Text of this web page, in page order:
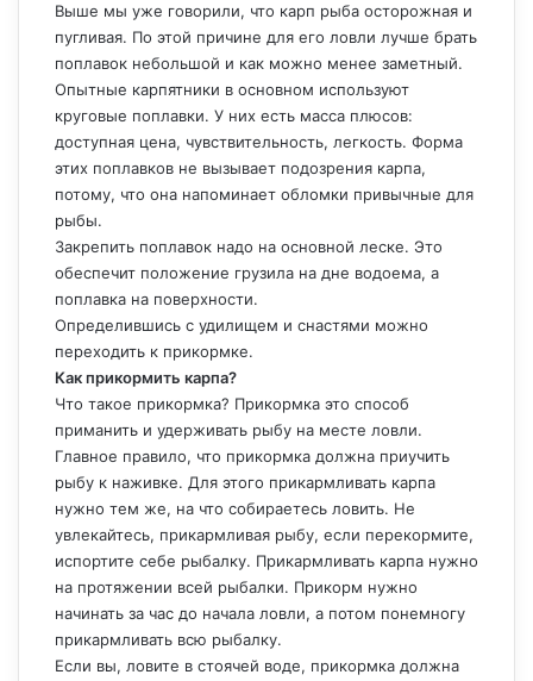
Выше мы уже говорили, что карп рыба осторожная и
пугливая. По этой причине для его ловли лучше брать
поплавок небольшой и как можно менее заметный.
Опытные карпятники в основном используют
круговые поплавки. У них есть масса плюсов:
доступная цена, чувствительность, легкость. Форма
этих поплавков не вызывает подозрения карпа,
потому, что она напоминает обломки привычные для
рыбы.
Закрепить поплавок надо на основной леске. Это
обеспечит положение грузила на дне водоема, а
поплавка на поверхности.
Определившись с удилищем и снастями можно
переходить к прикормке.
Как прикормить карпа?
Что такое прикормка? Прикормка это способ
приманить и удерживать рыбу на месте ловли.
Главное правило, что прикормка должна приучить
рыбу к наживке. Для этого прикармливать карпа
нужно тем же, на что собираетесь ловить. Не
увлекайтесь, прикармливая рыбу, если перекормите,
испортите себе рыбалку. Прикармливать карпа нужно
на протяжении всей рыбалки. Прикорм нужно
начинать за час до начала ловли, а потом понемногу
прикармливать всю рыбалку.
Если вы, ловите в стоячей воде, прикормка должна